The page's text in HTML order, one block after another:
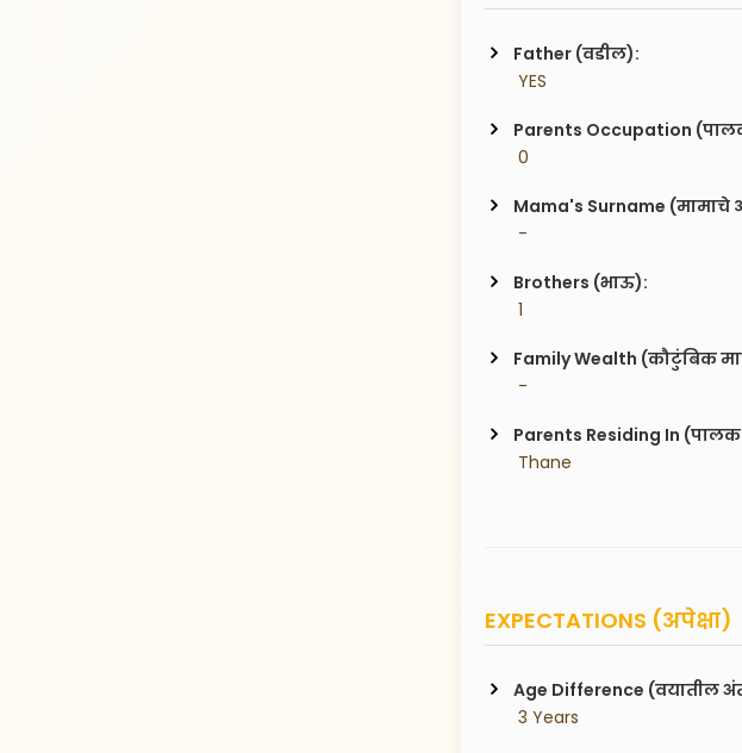
Father (वडील):
YES
Parents Occupation
0
Mama's Surname (मामाचे
-
Brothers (भाऊ):
1
Family Wealth (कौटुंबिक
-
Parents Residing In
Thane
EXPECTATIONS (अपेक्षा)
Age Difference (वयातील
3 Years